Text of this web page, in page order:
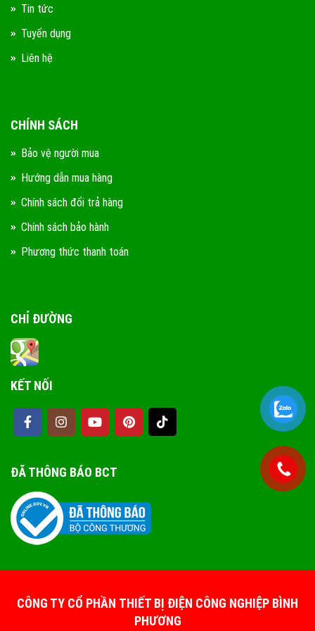
Tin tức
Tuyển dụng
Liên hệ
CHÍNH SÁCH
Bảo vệ người mua
Hướng dẫn mua hàng
Chính sách đổi trả hàng
Chính sách bảo hành
Phương thức thanh toán
CHỈ ĐƯỜNG
KẾT NỐI
ĐÃ THÔNG BÁO BCT
CÔNG TY CỔ PHẦN THIẾT BỊ ĐIỆN CÔNG NGHIỆP BÌNH
PHƯƠNG